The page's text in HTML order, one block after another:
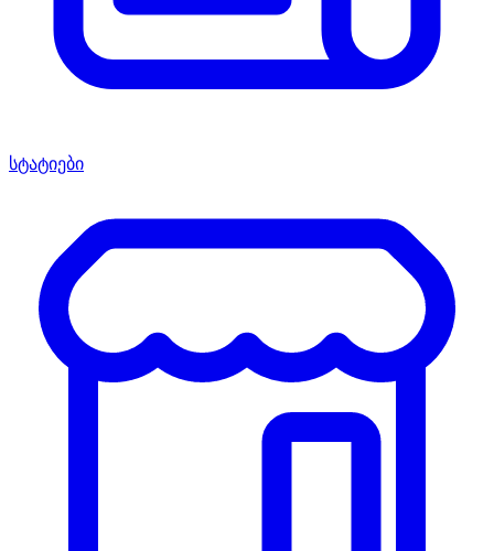
სტატიები